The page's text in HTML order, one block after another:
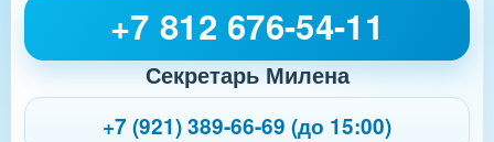
+7 812 676-54-11
Секретарь Милена
+7 (921) 389-66-69 (до 15:00)